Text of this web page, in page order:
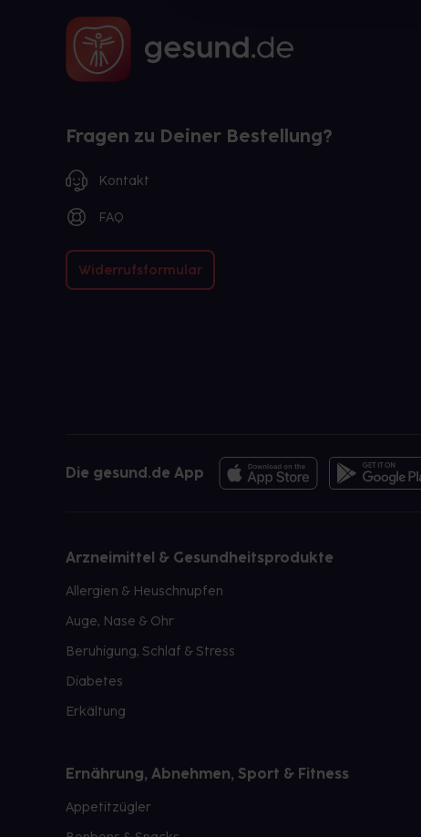
Fragen zu Deiner Bestellung?
Kontakt
FAQ
Widerrufsformular
Die gesund.de App
Arzneimittel & Gesundheitsprodukte
Allergien & Heuschnupfen
Auge, Nase & Ohr
Beruhigung, Schlaf & Stress
Diabetes
Erkältung
Ernährung, Abnehmen, Sport & Fitness
Appetitzügler